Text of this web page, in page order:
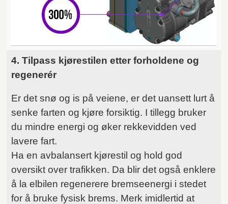
4. Tilpass kjørestilen etter forholdene og
regenerér
Er det snø og is på veiene, er det uansett lurt å
senke farten og kjøre forsiktig. I tillegg bruker
du mindre energi og øker rekkevidden ved
lavere fart.
Ha en avbalansert kjørestil og hold god
oversikt over trafikken. Da blir det også enklere
å la elbilen regenerere bremseenergi i stedet
for å bruke fysisk brems. Merk imidlertid at